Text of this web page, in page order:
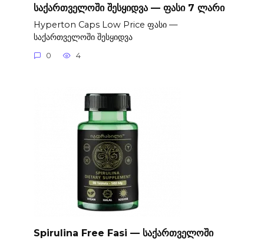
საქართველოში შესყიდვა — ფასი 7 ლარი
Hyperton Caps Low Price ფასი —
საქართველოში შესყიდვა
0 4
Spirulina Free Fasi — საქართველოში